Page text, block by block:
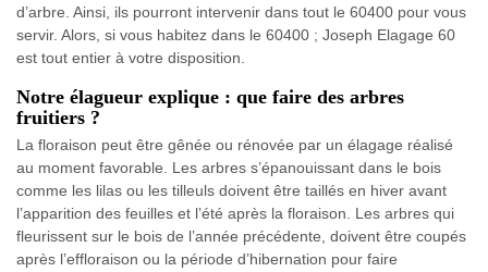
d’arbre. Ainsi, ils pourront intervenir dans tout le 60400 pour vous
servir. Alors, si vous habitez dans le 60400 ; Joseph Elagage 60
est tout entier à votre disposition.
Notre élagueur explique : que faire des arbres
fruitiers ?
La floraison peut être gênée ou rénovée par un élagage réalisé
au moment favorable. Les arbres s’épanouissant dans le bois
comme les lilas ou les tilleuls doivent être taillés en hiver avant
l’apparition des feuilles et l’été après la floraison. Les arbres qui
fleurissent sur le bois de l’année précédente, doivent être coupés
après l’effloraison ou la période d’hibernation pour faire